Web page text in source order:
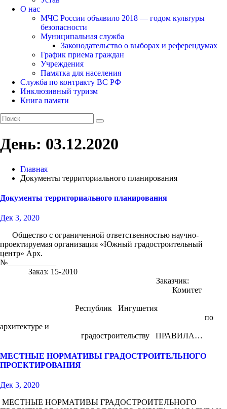
О нас
МЧС России объявило 2018 — годом культуры
безопасности
Муниципальная служба
Законодательство о выборах и референдумах
График приема граждан
Учреждения
Памятка для населения
Служба по контракту ВС РФ
Инклюзивный туризм
Книга памяти
День: 03.12.2020
Главная
Документы территориального планирования
Документы территориального планирования
Дек 3, 2020
Общество с ограниченной ответственностью научно-
проектируемая организация «Южный градостроительный
центр» Арх.
Заказ: 15-2010
Заказчик:
Комитет
Республик Ингушетия
по
архитектуре и
градостроительству ПРАВИЛА…
МЕСТНЫЕ НОРМАТИВЫ ГРАДОСТРОИТЕЛЬНОГО
ПРОЕКТИРОВАНИЯ
Дек 3, 2020
МЕСТНЫЕ НОРМАТИВЫ ГРАДОСТРОИТЕЛЬНОГО